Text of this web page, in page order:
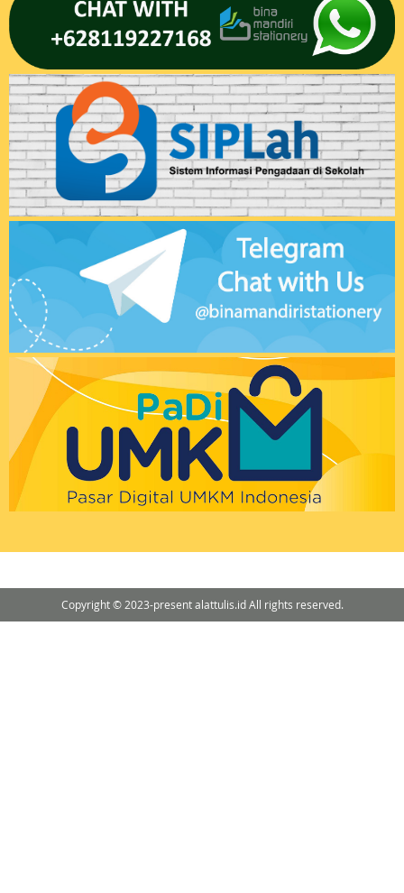
Copyright © 2023-present alattulis.id All rights reserved.